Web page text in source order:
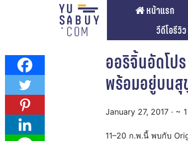
หน้าแรก
วีดีโอรีวิว
ออริจิ้นอัดโป
พร้อมอยู่บนสุ
January 27, 2017 · ~
11–20 ก.พ.นี้ พบกับ